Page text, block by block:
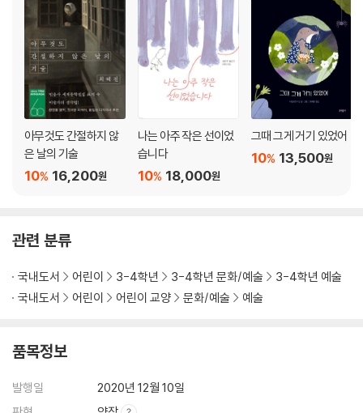
아무것도 간절하지 않
은 날의 기술
16,200원
10%
나는 아주 작은 선이었
습니다
18,000원
10%
그때 그게 거기 있었어
13,500원
10%
관련 분류
국내도서 어린이 3-4학년 3-4학년 문화/예술
3-4학년 예술
국내도서
어린이 어린이 교양 문화/예술 예술
품목정보
발행일
2020년 12월 10일